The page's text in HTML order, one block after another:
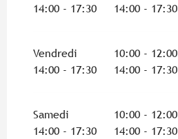
14:00 - 17:30
14:00 - 17:30
Vendredi 10:00 - 12:00
14:00 - 17:30
14:00 - 17:30
Samedi 10:00 - 12:00
14:00 - 17:30
14:00 - 17:30